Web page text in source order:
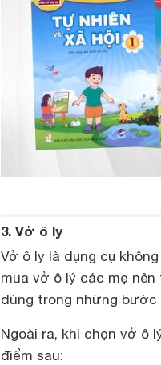
3. Vở ô ly
Vở ô ly là dụng cụ
mua vở ô lý các mẹ
dùng trong những
Ngoài ra, khi chọn vở ô
điểm sau: